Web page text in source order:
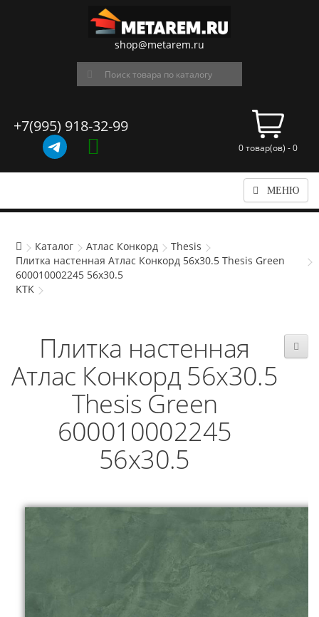
shop@metarem.ru
+7(995) 918-32-99
0 товар(ов) - 0
МЕНЮ
Каталог Атлас Конкорд
Thesis
Плитка настенная Атлас Конкорд 56x30.5 Thesis Green
600010002245 56x30.5
KTK
Плитка настенная
Атлас Конкорд 56x30.5
Thesis Green
600010002245
56x30.5